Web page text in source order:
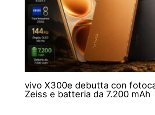
vivo X300e debutta con
Zeiss e batteria da 7.200 mAh